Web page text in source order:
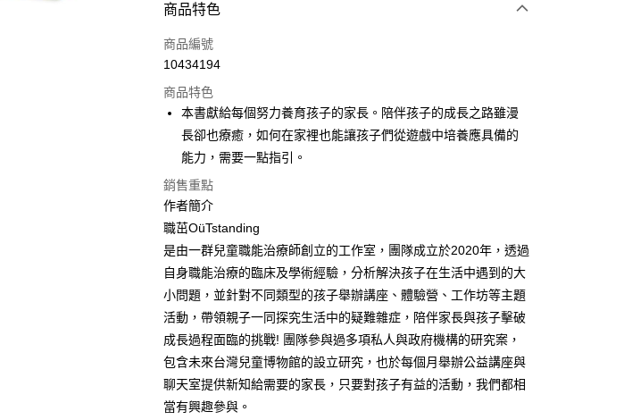
付款方式
信用卡一次付款
運送方式
付款後全家取貨
每筆NT$60，滿NT$499(含以上)免運費
付款後7-11取貨
每筆NT$60，滿NT$499(含以上)免運費
宅配
每筆NT$100，滿NT$499(含以上)免運費
商品特色
商品編號
10434194
商品特色
本書獻給每個努力養育孩子的家長。陪伴孩子的成長之路雖漫
長卻也療癒，如何在家裡也能讓孩子們從遊戲中培養應具備的
能力，需要一點指引。
銷售重點
作者簡介
職茁OüTstanding
是由一群兒童職能治療師創立的工作室，團隊成立於2020年，透過
自身職能治療的臨床及學術經驗，分析解決孩子在生活中遇到的大
小問題，並針對不同類型的孩子舉辦講座、體驗營、工作坊等主題
活動，帶領親子一同探究生活中的疑難雜症，陪伴家長與孩子擊破
成長過程面臨的挑戰! 團隊參與過多項私人與政府機構的研究案，
包含未來台灣兒童博物館的設立研究，也於每個月舉辦公益講座與
聊天室提供新知給需要的家長，只要對孩子有益的活動，我們都相
當有興趣參與。